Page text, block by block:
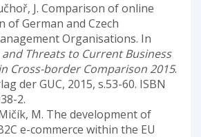
J. Comparison of online
of German and Czech
Organisations. In
Threats to Current Business
Cross-border Comparison 2015.
der GUC, 2015, s.53-60. ISBN
2.
M. The development of
e-commerce within the EU